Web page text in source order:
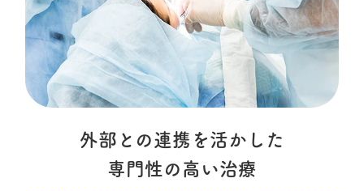
外部との連携を活かした
専門性の高い治療